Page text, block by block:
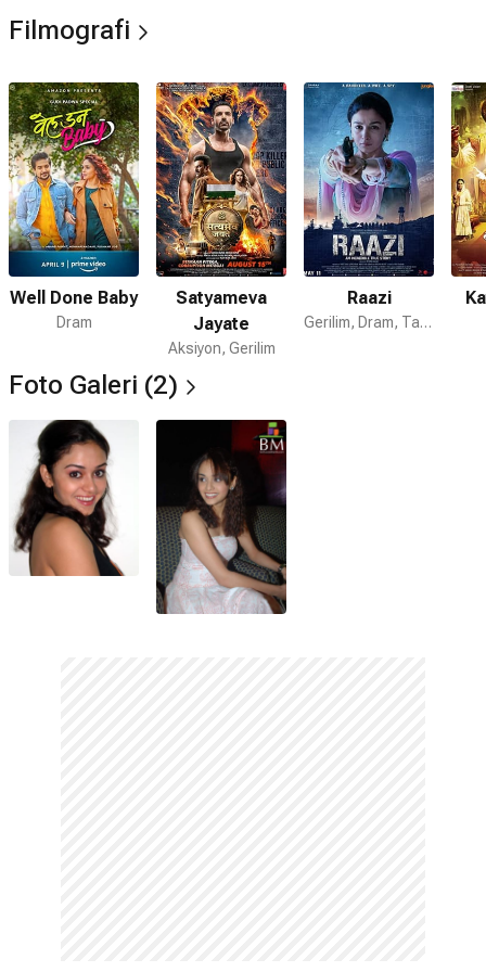
Şarkı bir movie. she kothrud Pune yaşardım vurgulamaktadır
Filmografi
Well Done Baby
Dram
Satyameva
Jayate
Aksiyon, Gerilim
Raazi
Gerilim, Dram, Tarih
Foto Galeri (2)